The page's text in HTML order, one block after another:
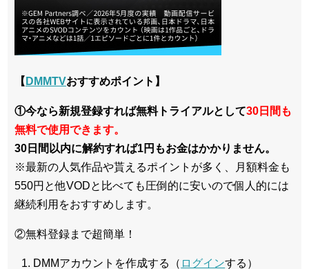
【 DMMTVおすすめポイント】
①今なら新規登録すれば無料トライアルとして30日間も
無料で使用できます。
30日間以内に解約すれば1円もお金はかかりません。
※最新の人気作品や貰えるポイントが多く、月額料金も
550円と他VODと比べても圧倒的に安いので個人的には
継続利用をおすすめします。
②無料登録まで超簡単！
DMMアカウントを作成する（ ログインする）